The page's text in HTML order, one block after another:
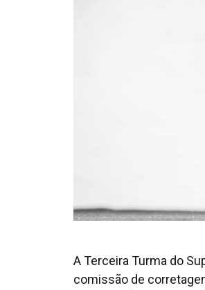
A Terceira Turma do
comissão de